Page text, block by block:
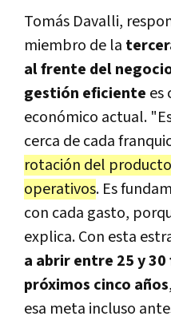
Tomás Davalli,
miembro de la
al frente del
gestión eficiente es
económico actual.
cerca de cada
rotación del
operativos. Es
con cada gasto,
explica. Con esta
a abrir entre 25 y
próximos cinco años
esa meta incluso